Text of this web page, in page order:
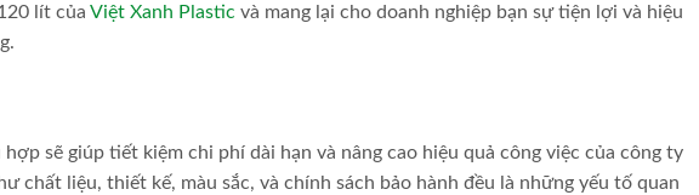
lít của Việt Xanh Plastic và mang lại cho doanh nghiệp bạn sự tiện lợi và hiệu
sẽ giúp tiết kiệm chi phí dài hạn và nâng cao hiệu quả công việc của công ty
chất liệu, thiết kế, màu sắc, và chính sách bảo hành đều là những yếu tố quan